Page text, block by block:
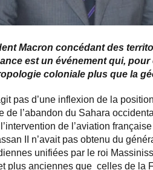
Macron concédant des
est un événement qui,
coloniale plus que la
pas d’une inflexion de la
de l’abandon du Sahara
de l’aviation
II n’avait pas obtenu du
unifiées par le roi
plus anciennes que celles de la